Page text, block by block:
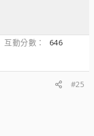
互動分數
646
#25